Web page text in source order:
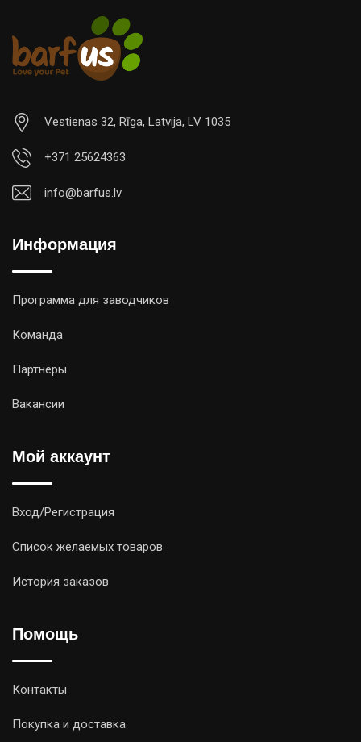
Vestienas 32, Rīga, Latvija, LV 1035
+371 25624363
info@barfus.lv
Информация
Программа для заводчиков
Команда
Партнёры
Вакансии
Мой аккаунт
Вход/Регистрация
Список желаемых товаров
История заказов
Помощь
Контакты
Покупка и доставка